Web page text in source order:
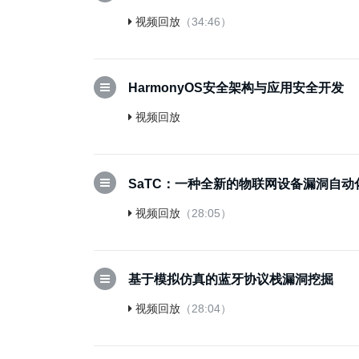
视频回放 （34:46）
HarmonyOS安全架构与应用安全开发
视频回放
SaTC：一种全新的物联网设备漏洞自动
视频回放 （28:05）
基于模拟仿真的蓝牙协议栈漏洞挖掘
视频回放 （28:04）